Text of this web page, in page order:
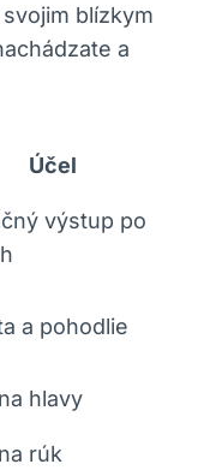
blízkym
a
Účel
výstup po
a pohodlie
hlavy
rúk